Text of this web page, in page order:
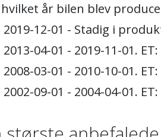
år bilen blev
12-01 - Stadig i
04-01 - 2019-11-01. ET:
03-01 - 2010-10-01. ET:
09-01 - 2004-04-01. ET: